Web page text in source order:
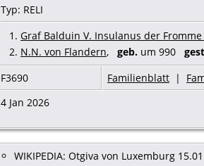
Typ: RELI
1. Graf Balduin V. Insulanus der
2. N.N. von Flandern, geb. um 990
F3690 Familienblatt |
4 Jan 2026
WIKIPEDIA: Otgiva von Luxemburg